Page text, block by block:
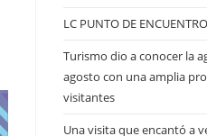
LC PUNTO DE ENCUENTRO
Turismo dio a conocer la
agosto con una amplia
visitantes
Una visita que encantó a